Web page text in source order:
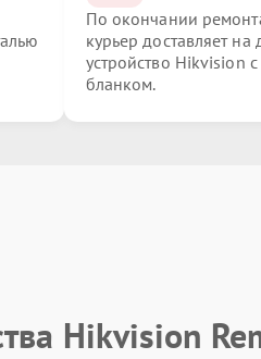
По окончании
курьер доставляет
устройство Hikvision
бланком.
Hikvision